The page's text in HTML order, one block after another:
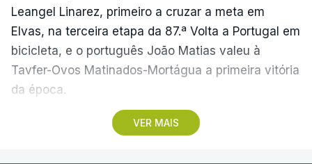
VER MAIS
Leangel Linarez, primeiro a cruzar a meta em
Elvas, na terceira etapa da 87.ª Volta a Portugal em
bicicleta, e o português João Matias valeu à
Tavfer-Ovos Matinados-Mortágua a primeira vitória
da época.
Discreta nas chegadas ao Palácio Nacional de